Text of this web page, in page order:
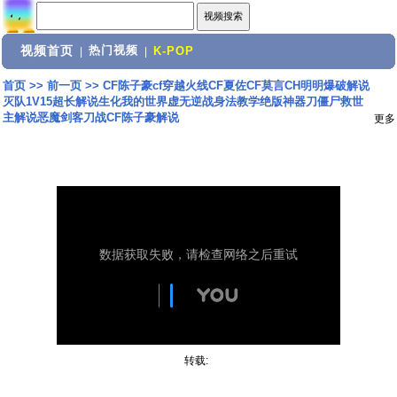
视频首页 热门视频 K-POP
首页>> 前一页>> CF陈子豪cf穿越火线CF夏佐CF莫言CH明明爆破解说
灭队1V15超长解说生化我的世界虚无逆战身法教学绝版神器刀僵尸救世
主解说恶魔剑客刀战CF陈子豪解说
更多
转载: